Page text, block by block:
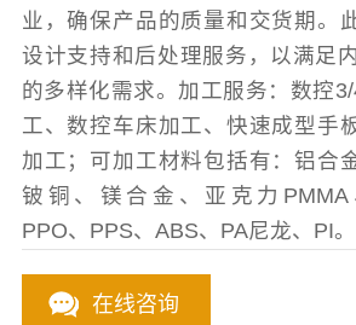
业，确保产品的质量和交货期。
设计支持和后处理服务，以满足
的多样化需求。加工服务：数控
工、数控车床加工、快速成型手
加工；可加工材料包括有：铝合
铍铜、镁合金、亚克力PMMA
PPO、PPS、ABS、PA尼龙、PI。
在线咨询